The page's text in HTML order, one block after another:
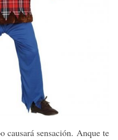
sensación. Anque te